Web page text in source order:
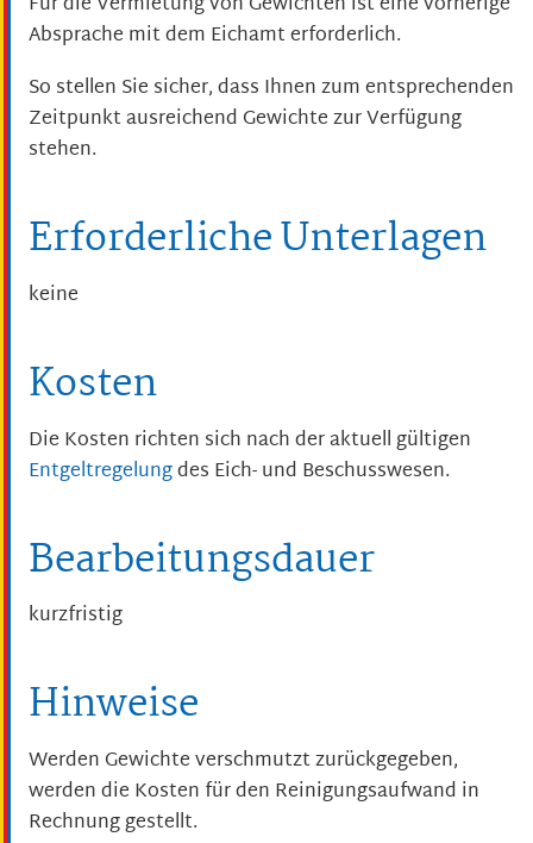
Absprache mit dem Eichamt erforderlich.
So stellen Sie sicher, dass Ihnen zum entsprechenden
Zeitpunkt ausreichend Gewichte zur Verfügung
stehen.
Erforderliche Unterlagen
keine
Kosten
Die Kosten richten sich nach der aktuell gültigen
Entgeltregelungdes Eich- und Beschusswesen.
Bearbeitungsdauer
kurzfristig
Hinweise
Werden Gewichte verschmutzt zurückgegeben,
werden die Kosten für den Reinigungsaufwand in
Rechnung gestellt.